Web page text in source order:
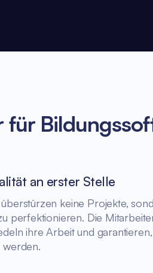
für
an erster Stelle
keine Projekte,
perfektionieren. Die
ihre Arbeit und
werden.